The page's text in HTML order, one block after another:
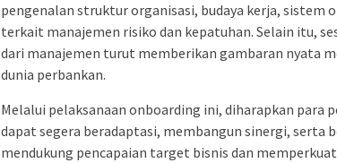
pengenalan struktur organisasi, budaya kerja, sistem
terkait manajemen risiko dan kepatuhan. Selain itu,
dari manajemen turut memberikan gambaran nyata
dunia perbankan.
Melalui pelaksanaan onboarding ini, diharapkan para
dapat segera beradaptasi, membangun sinergi, serta
mendukung pencapaian target bisnis dan